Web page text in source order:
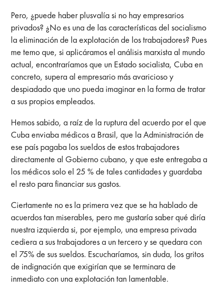
Pero, ¿puede haber plusvalía si no hay empresarios
privados? ¿No es una de las características del socialismo
la eliminación de la explotación de los trabajadores? Pues
me temo que, si aplicáramos el análisis marxista al mundo
actual, encontraríamos que un Estado socialista, Cuba en
concreto, supera al empresario más avaricioso y
despiadado que uno pueda imaginar en la forma de tratar
a sus propios empleados.
Hemos sabido, a raíz de la ruptura del acuerdo por el que
Cuba enviaba médicos a Brasil, que la Administración de
ese país pagaba los sueldos de estos trabajadores
directamente al Gobierno cubano, y que este entregaba a
los médicos solo el 25 % de tales cantidades y guardaba
el resto para financiar sus gastos.
Ciertamente no es la primera vez que se ha hablado de
acuerdos tan miserables, pero me gustaría saber qué diría
nuestra izquierda si, por ejemplo, una empresa privada
cediera a sus trabajadores a un tercero y se quedara con
el 75% de sus sueldos. Escucharíamos, sin duda, los gritos
de indignación que exigirían que se terminara de
inmediato con una explotación tan lamentable.